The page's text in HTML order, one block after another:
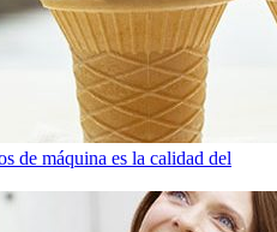
de máquina es la calidad del